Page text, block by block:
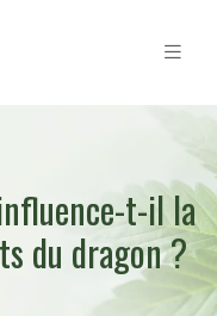
t-il la
du dragon ?